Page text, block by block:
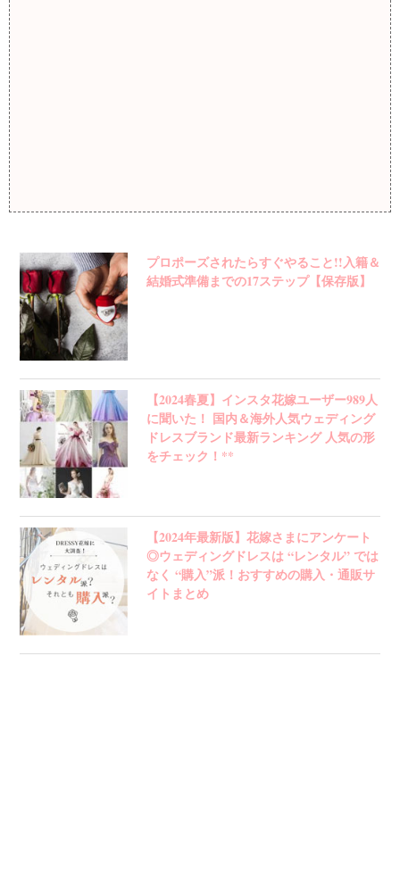
プロポーズされたらすぐやること!!入籍＆
結婚式準備までの17ステップ【保存版】
【2024春夏】インスタ花嫁ユーザー989人
に聞いた！ 国内＆海外人気ウェディング
ドレスブランド最新ランキング 人気の形
をチェック！**
【2024年最新版】花嫁さまにアンケート
◎ウェディングドレスは “レンタル” では
なく “購入”派！おすすめの購入・通販サ
イトまとめ